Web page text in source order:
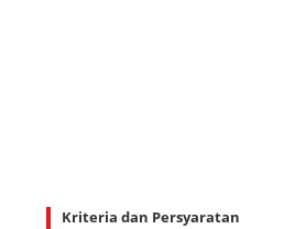
Kriteria dan Persyaratan